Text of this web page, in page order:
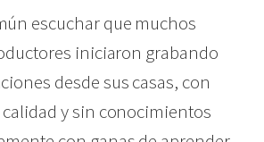
escuchar que muchos
iniciaron grabando
desde sus casas, con
y sin conocimientos